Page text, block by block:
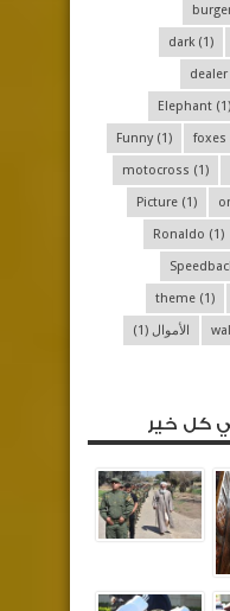
dark (1)
dealer
Elephant (1)
foxes
Funny(1)
motocross (1)
Picture (1)
Ronaldo (1)
theme (1)
الأموال (1)
كل خير